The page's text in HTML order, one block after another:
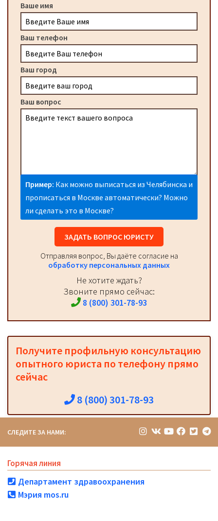
Ваше имя
Ваш телефон
Ваш город
Ваш вопрос
Пример: Как можно выписаться из Челябинска и
прописаться в Москве автоматически? Можно
ли сделать это в Москве?
ЗАДАТЬ ВОПРОС ЮРИСТУ
Отправляя вопрос, Вы даёте согласие на
обработку персональных данных
Не хотите ждать?
Звоните прямо сейчас:
8 (800) 301-78-93
Получите профильную консультацию
опытного юриста по телефону прямо
сейчас
8 (800) 301-78-93
СЛЕДИТЕ ЗА НАМИ:
Горячая линия
Департамент здравоохранения
Мэрия mos.ru